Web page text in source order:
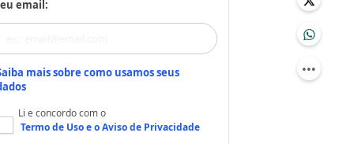
email:
mais sobre como usamos seus
Li e concordo com o
Termo de Usoe oAviso de Privacidade